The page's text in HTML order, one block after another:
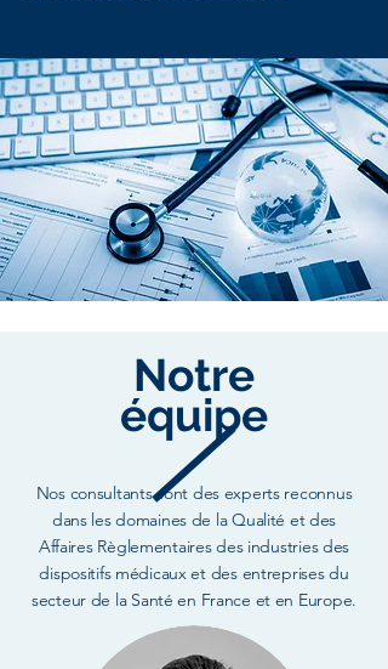
Notre
équipe
Nos consultants sont des experts reconnus
dans les domaines de la Qualité et des
Affaires Règlementaires des industries des
dispositifs médicaux et des entreprises du
secteur de la Santé en France et en Europe.